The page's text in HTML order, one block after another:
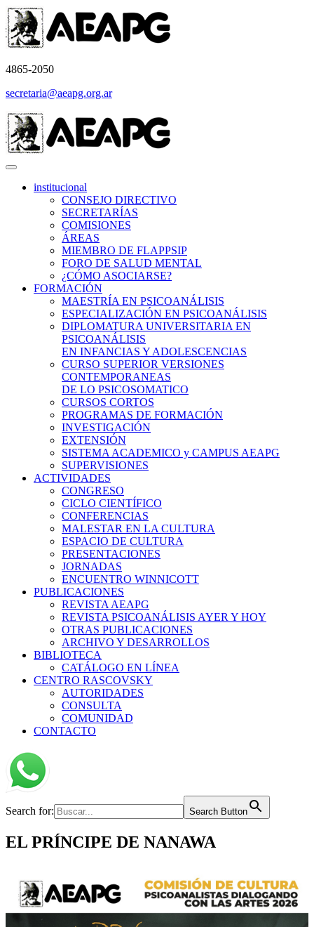
4865-2050
secretaria@aeapg.org.ar
institucional
CONSEJO DIRECTIVO
SECRETARÍAS
COMISIONES
ÁREAS
MIEMBRO DE FLAPPSIP
FORO DE SALUD MENTAL
¿CÓMO ASOCIARSE?
FORMACIÓN
MAESTRÍA EN PSICOANÁLISIS
ESPECIALIZACIÓN EN PSICOANÁLISIS
DIPLOMATURA UNIVERSITARIA EN
PSICOANÁLISIS
EN INFANCIAS Y ADOLESCENCIAS
CURSO SUPERIOR VERSIONES
CONTEMPORANEAS
DE LO PSICOSOMATICO
CURSOS CORTOS
PROGRAMAS DE FORMACIÓN
INVESTIGACIÓN
EXTENSIÓN
SISTEMA ACADEMICO y CAMPUS AEAPG
SUPERVISIONES
ACTIVIDADES
CONGRESO
CICLO CIENTÍFICO
CONFERENCIAS
MALESTAR EN LA CULTURA
ESPACIO DE CULTURA
PRESENTACIONES
JORNADAS
ENCUENTRO WINNICOTT
PUBLICACIONES
REVISTA AEAPG
REVISTA PSICOANÁLISIS AYER Y HOY
OTRAS PUBLICACIONES
ARCHIVO Y DESARROLLOS
BIBLIOTECA
CATÁLOGO EN LÍNEA
CENTRO RASCOVSKY
AUTORIDADES
CONSULTA
COMUNIDAD
CONTACTO
Search for: Search Button
EL PRÍNCIPE DE NANAWA